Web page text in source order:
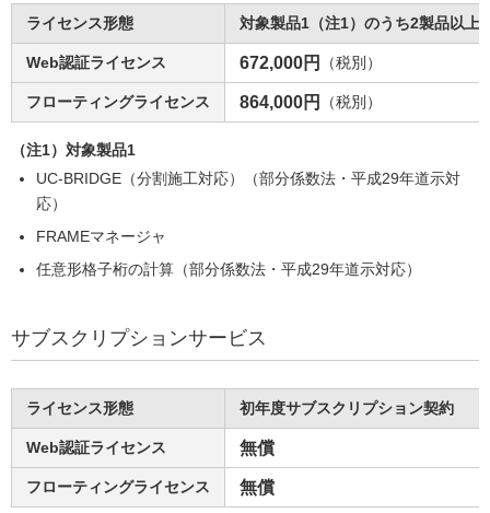
ライセンス形態 対象製品1（注1）のうち2製品以上
Web認証ライセンス 672,000円 （税別）
フローティングライセンス 864,000円 （税別）
（注1）対象製品1
UC-BRIDGE（分割施工対応）（部分係数法・平成29年道示対
応）
FRAMEマネージャ
任意形格子桁の計算（部分係数法・平成29年道示対応）
サブスクリプションサービス
ライセンス形態 初年度サブスクリプション契約
Web認証ライセンス 無償
フローティングライセンス 無償